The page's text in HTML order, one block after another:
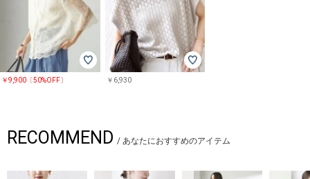
￥9,900〔50%OFF〕 ￥6,930
RECOMMEND / あなたにおすすめのアイテム